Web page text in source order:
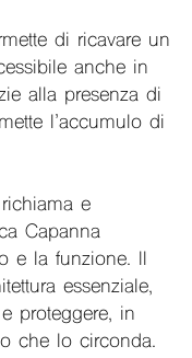
di ricavare un
anche in
alla presenza di
l’accumulo di
e
Capanna
e la funzione. Il
essenziale,
proteggere, in
che lo circonda.